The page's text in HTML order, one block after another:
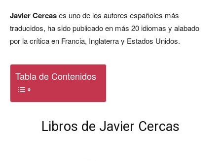
Javier Cercases uno de los autores españoles más
traducidos, ha sido publicado en más 20 idiomas y alabado
por la crítica en Francia, Inglaterra y Estados Unidos.
Tabla de Contenidos
Libros de Javier Cercas